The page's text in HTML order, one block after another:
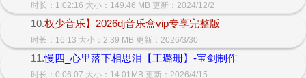
时长：1:02:16 大小：149.46 MB 更新：2024/12/2
10.权少音乐】2026dj音乐盒vip专享完整版
时长：16:13 大小：2.39 MB 更新：2026/3/30
11.慢四_心里落下相思泪【王璐珊】-宝剑制作
时长：0:06:07 大小：14.01MB 更新：2026/4/15